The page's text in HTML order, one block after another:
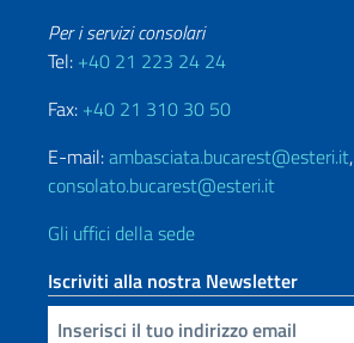
Per i servizi consolari
Tel: +40 21 223 24 24
Fax: +40 21 310 30 50
E-mail:ambasciata.bucarest@esteri.it,
consolato.bucarest@esteri.it
Gli uffici della sede
Iscriviti alla nostra Newsletter
Inserisci la tua email